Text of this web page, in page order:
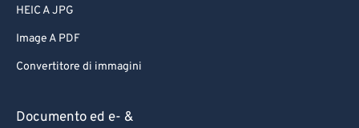
HEIC A JPG
Image A PDF
Convertitore di immagini
Documento ed e- &